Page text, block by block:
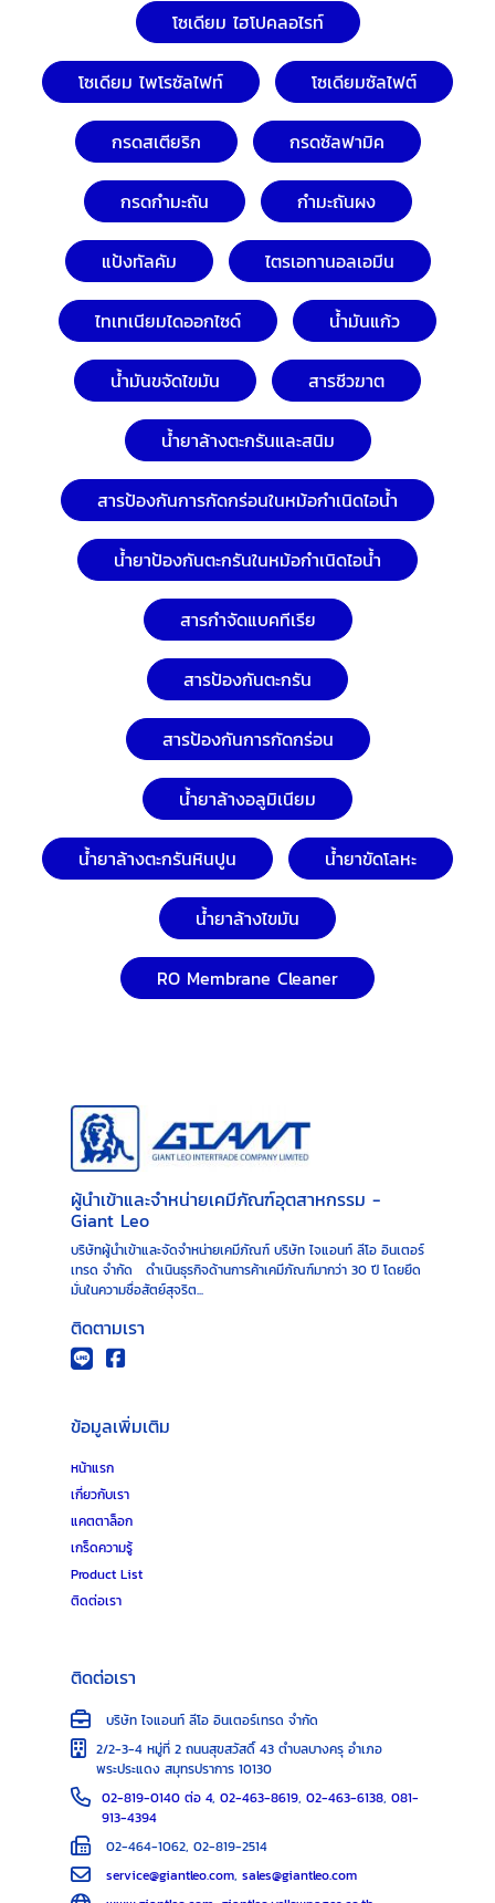
โซเดียม ไฮโปคลอไรท์
โซเดียม ไพโรซัลไฟท์ โซเดียมซัลไฟต์
กรดสเตียริก กรดซัลฟามิค
กรดกำมะถัน กำมะถันผง
แป้งทัลคัม ไตรเอทานอลเอมีน
ไทเทเนียมไดออกไซด์ น้ำมันแก้ว
น้ำมันขจัดไขมัน สารชีวฆาต
น้ำยาล้างตะกรันและสนิม
สารป้องกันการกัดกร่อนในหม้อกำเนิดไอน้ำ
น้ำยาป้องกันตะกรันในหม้อกำเนิดไอน้ำ
สารกำจัดแบคทีเรีย
สารป้องกันตะกรัน
สารป้องกันการกัดกร่อน
น้ำยาล้างอลูมิเนียม
น้ำยาล้างตะกรันหินปูน น้ำยาขัดโลหะ
น้ำยาล้างไขมัน
RO Membrane Cleaner
ผู้นำเข้าและจำหน่ายเคมีภัณฑ์อุตสาหกรรม -
Giant Leo
บริษัทผู้นำเข้าและจัดจำหน่ายเคมีภัณฑ์ บริษัท ไจแอนท์ ลีโอ อินเตอร์
เทรด จำกัด ดำเนินธุรกิจด้านการค้าเคมีภัณฑ์มากว่า 30 ปี โดยยึด
มั่นในความซื่อสัตย์สุจริต...
ติดตามเรา
ข้อมูลเพิ่มเติม
หน้าแรก
เกี่ยวกับเรา
แคตตาล็อก
เกร็ดความรู้
Product List
ติดต่อเรา
ติดต่อเรา
บริษัท ไจแอนท์ ลีโอ อินเตอร์เทรด จำกัด
2/2-3-4 หมู่ที่ 2 ถนนสุขสวัสดิ์ 43 ตำบลบางครุ อำเภอ
พระประแดง สมุทรปราการ 10130
02-819-0140 ต่อ 4, 02-463-8619, 02-463-6138, 081-
913-4394
02-464-1062, 02-819-2514
service@giantleo.com, sales@giantleo.com